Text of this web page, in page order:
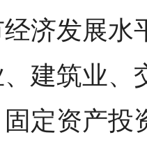
济发展水
建筑业、
定资产投